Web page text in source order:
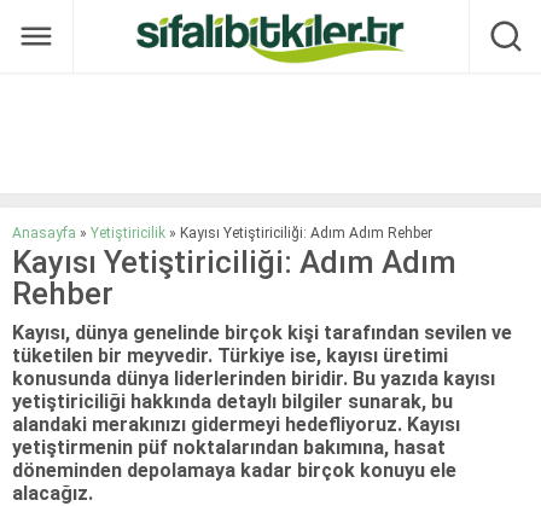
Anasayfa » Yetiştiricilik » Kayısı Yetiştiriciliği: Adım Adım Rehber
Kayısı Yetiştiriciliği: Adım Adım
Rehber
Kayısı, dünya genelinde birçok kişi tarafından sevilen ve
tüketilen bir meyvedir. Türkiye ise, kayısı üretimi
konusunda dünya liderlerinden biridir. Bu yazıda kayısı
yetiştiriciliği hakkında detaylı bilgiler sunarak, bu
alandaki merakınızı gidermeyi hedefliyoruz. Kayısı
yetiştirmenin püf noktalarından bakımına, hasat
döneminden depolamaya kadar birçok konuyu ele
alacağız.